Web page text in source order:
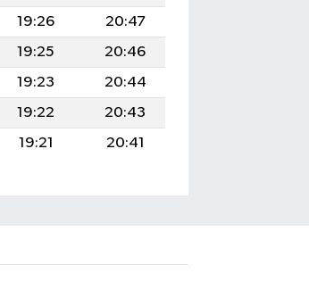
19:26
20:47
19:25
20:46
19:23
20:44
19:22
20:43
19:21 20:41